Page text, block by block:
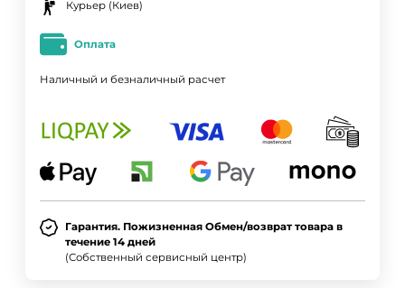
Курьер (Киев)
Оплата
Наличный и безналичный расчет
Гарантия. Пожизненная Обмен/возврат товара в
течение 14 дней
(Собственный сервисный центр)